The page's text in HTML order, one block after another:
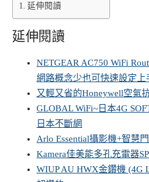
延伸閱讀
延伸閱讀
NETGEAR AC750 WiFi
網路概念少也可快速設定上
又輕又省的Honeywell空氣
GLOBAL WiFi~日本4G
日本不斷網
Arlo Essential攝影機+智慧
Kamera佳美能多孔充電器
WIUP AU HWX金鑽機 (4G